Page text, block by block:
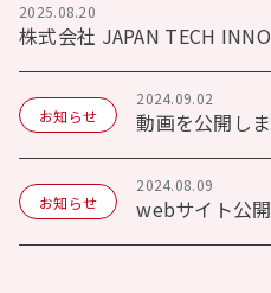
2025.08.20
株式会社 JAPAN TECH
お知らせ
2024.09.02
動画を公開しま
お知らせ
2024.08.09
webサイト公開